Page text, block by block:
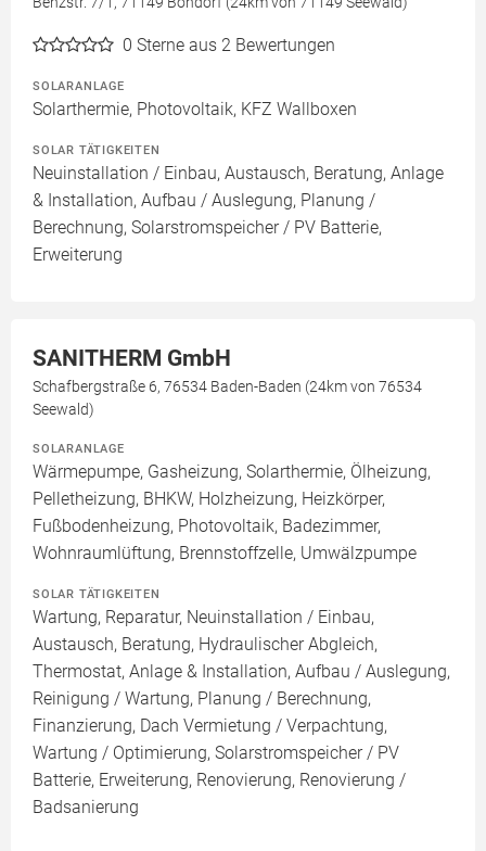
0 Sterne aus 2 Bewertungen
SOLARANLAGE
Solarthermie, Photovoltaik, KFZ Wallboxen
SOLAR TÄTIGKEITEN
Neuinstallation / Einbau, Austausch, Beratung, Anlage
& Installation, Aufbau / Auslegung, Planung /
Berechnung, Solarstromspeicher / PV Batterie,
Erweiterung
SANITHERM GmbH
Schafbergstraße 6, 76534 Baden-Baden (24km von 76534
Seewald)
SOLARANLAGE
Wärmepumpe, Gasheizung, Solarthermie, Ölheizung,
Pelletheizung, BHKW, Holzheizung, Heizkörper,
Fußbodenheizung, Photovoltaik, Badezimmer,
Wohnraumlüftung, Brennstoffzelle, Umwälzpumpe
SOLAR TÄTIGKEITEN
Wartung, Reparatur, Neuinstallation / Einbau,
Austausch, Beratung, Hydraulischer Abgleich,
Thermostat, Anlage & Installation, Aufbau / Auslegung,
Reinigung / Wartung, Planung / Berechnung,
Finanzierung, Dach Vermietung / Verpachtung,
Wartung / Optimierung, Solarstromspeicher / PV
Batterie, Erweiterung, Renovierung, Renovierung /
Badsanierung